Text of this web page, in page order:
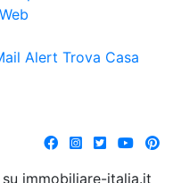
Alert Trova Casa
immobiliare-italia.it